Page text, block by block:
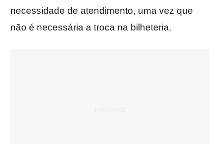
necessidade de atendimento, uma vez que
não é necessária a troca na bilheteria.